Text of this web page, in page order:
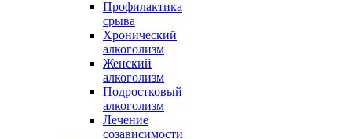
Профилактика
срыва
Хронический
алкоголизм
Женский
алкоголизм
Подростковый
алкоголизм
Лечение
созависимости